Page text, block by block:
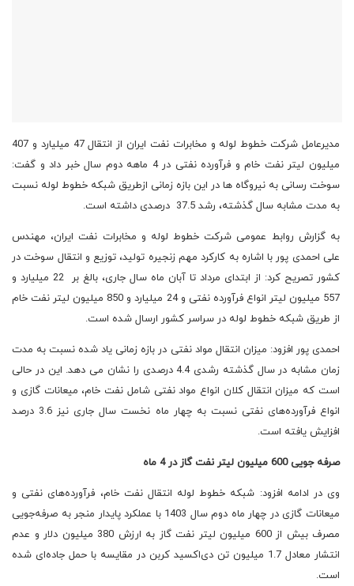
مدیرعامل شرکت خطوط لوله و مخابرات نفت ایران از انتقال 47 میلیارد و 407
میلیون لیتر نفت خام و فرآورده نفتی در 4 ماهه دوم سال خبر داد و گفت:
سوخت رسانی به نیروگاه ها در این بازه زمانی ازطریق شبکه خطوط لوله نسبت
به مدت مشابه سال گذشته، رشد 37.5 درصدی داشته است.
به گزارش روابط عمومی شرکت خطوط لوله و مخابرات نفت ایران، مهندس
علی احمدی پور با اشاره به کارکرد مهم زنجیره تولید، توزیع و انتقال سوخت در
کشور تصریح کرد: از ابتدای مرداد تا آبان ماه سال جاری، بالغ بر 22 میلیارد و
557 میلیون لیتر انواع فرآورده نفتی و 24 میلیارد و 850 میلیون لیتر نفت خام
از طریق شبکه خطوط لوله در سراسر کشور ارسال شده است.
احمدی پور افزود: میزان انتقال مواد نفتی در بازه زمانی یاد شده نسبت به مدت
زمان مشابه در سال گذشته رشدی 4.4 درصدی را نشان می دهد. این در حالی
است که میزان انتقال کلان انواع مواد نفتی شامل نفت خام، میعانات گازی و
انواع فرآورده‌های نفتی نسبت به چهار ماه نخست سال جاری نیز 3.6 درصد
افزایش یافته است.
صرفه جویی 600 میلیون لیتر نفت گاز در 4 ماه
وی در ادامه افزود: شبکه خطوط لوله انتقال نفت خام، فرآورده‌های نفتی و
میعانات گازی در چهار ماه دوم سال 1403 با عملکرد پایدار منجر به صرفه‌جویی
مصرف بیش از 600 میلیون لیتر نفت گاز به ارزش 380 میلیون دلار و عدم
انتشار معادل 1.7 میلیون تن دی‌اکسید کربن در مقایسه با حمل جاده‌ای شده
است.